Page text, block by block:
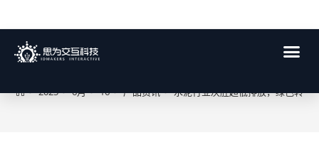
博客
> 2025 > 6月 > 16 > 产品资讯 > 水泥行业决胜超低排放，绿色转型